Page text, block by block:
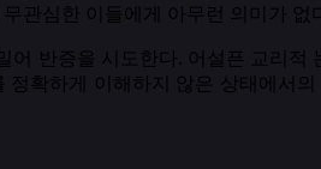
관심한 이들에게 아무런 의미가 없
어 반증을 시도한다
어설픈 교리적
정확하게 이해하지 않은 상태에서